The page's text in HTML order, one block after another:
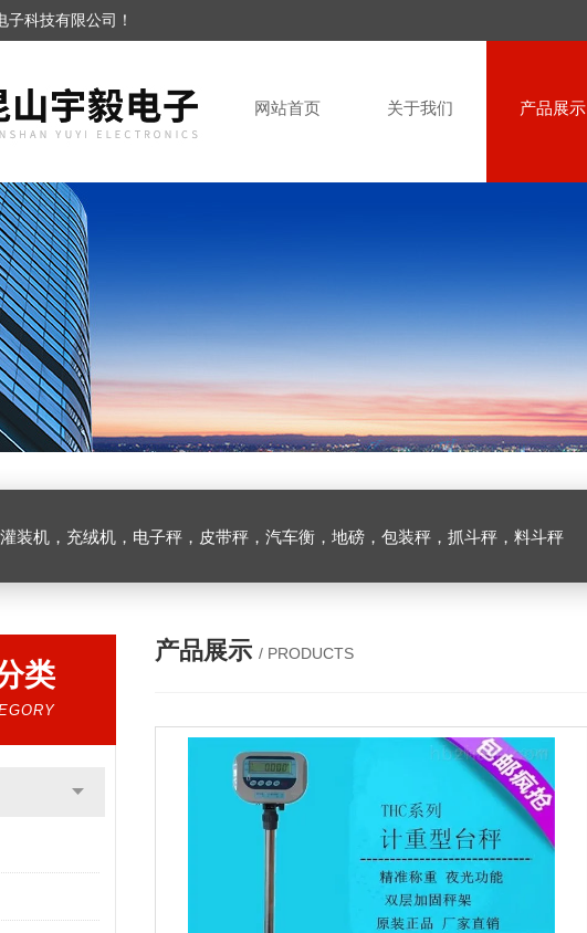
科技有限公司！
网站首页 关于我们 产品展示
灌装机，充绒机，电子秤，皮带秤，汽车衡，地磅，包装秤，抓斗秤，料斗秤
类
产品展示 / PRODUCTS